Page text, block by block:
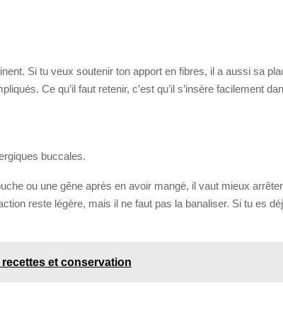
Si tu veux soutenir ton apport en fibres, il a aussi sa
Ce qu’il faut retenir, c’est qu’il s’insère facilement
buccales.
ou une gêne après en avoir mangé, il vaut mieux
reste légère, mais il ne faut pas la banaliser. Si tu es
et conservation